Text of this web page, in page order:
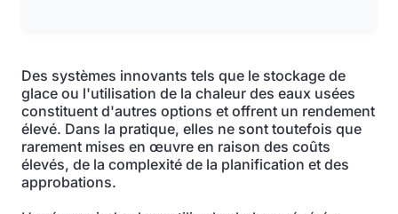
Des systèmes innovants tels que le stockage de
glace ou l'utilisation de la chaleur des eaux usées
constituent d'autres options et offrent un rendement
élevé. Dans la pratique, elles ne sont toutefois que
rarement mises en œuvre en raison des coûts
élevés, de la complexité de la planification et des
approbations.